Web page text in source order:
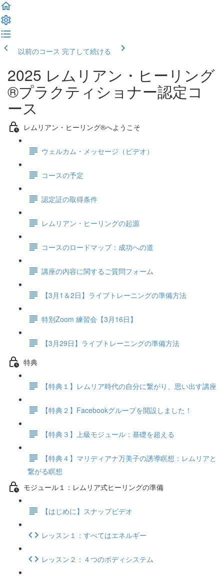
以前のコース 完了して続ける
2025 レムリアン・ヒーリング
®プラクティショナー認定コ
ース
レムリアン・ヒーリング®へようこそ
ウェルカム・メッセージ（ビデオ）
コースの予定
認定証の取得条件
レムリアン・ヒーリングの起源
コースのロードマップ：成功への道
講座の内容に関するご質問フォーム
【3月1＆2日】ライブトレーニングの準備方法
特別Zoom 練習会【3月16日】
【3月29日】ライブトレーニングの準備方法
特典
【特典１】レムリア時代の自分に繋がり、思い出す講座
【特典２】Facebookグループを開設しました！
【特典３】上級モジュール：基礎を超える
【特典４】マリディアナ万美子の誘導瞑想：レムリアと
繋がる瞑想
モジュール１：レムリア式ヒーリングの準備
【はじめに】スナップビデオ
レッスン１：すべてはエネルギー
レッスン２：４つのボディシステム